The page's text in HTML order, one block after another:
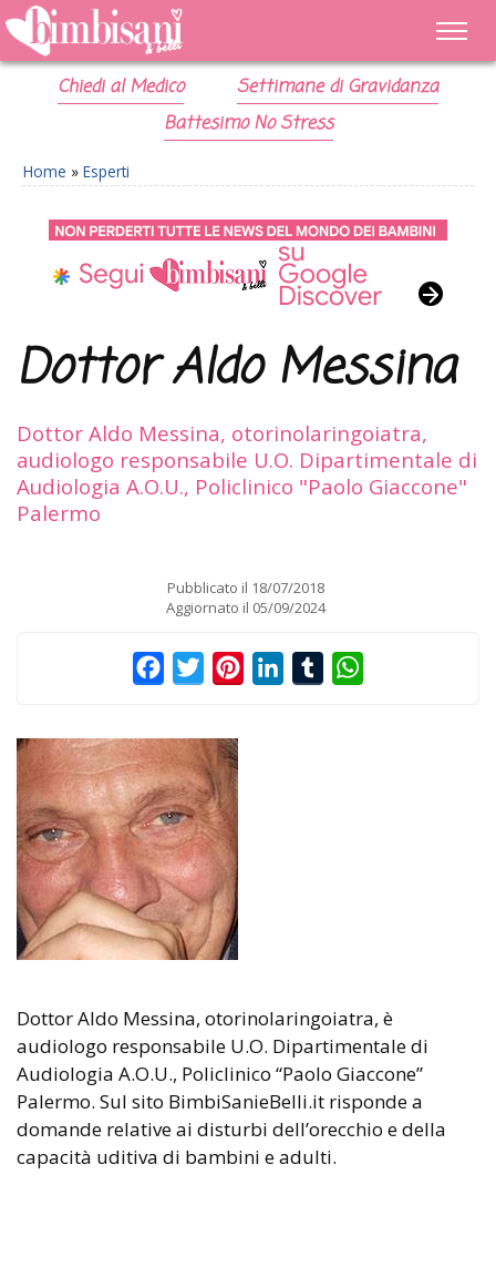
Chiedi al Medico
Settimane di Gravidanza
Battesimo No Stress
Home » Esperti
Dottor Aldo Messina
Dottor Aldo Messina, otorinolaringoiatra,
audiologo responsabile U.O. Dipartimentale di
Audiologia A.O.U., Policlinico "Paolo Giaccone"
Palermo
Pubblicato il 18/07/2018
Aggiornato il 05/09/2024
FacebookTwitterPinterestLinkedInTumblr
Dottor Aldo Messina, otorinolaringoiatra, è
audiologo responsabile U.O. Dipartimentale di
Audiologia A.O.U., Policlinico “Paolo Giaccone”
Palermo. Sul sito BimbiSanieBelli.it risponde a
domande relative ai disturbi dell’orecchio e della
capacità uditiva di bambini e adulti.